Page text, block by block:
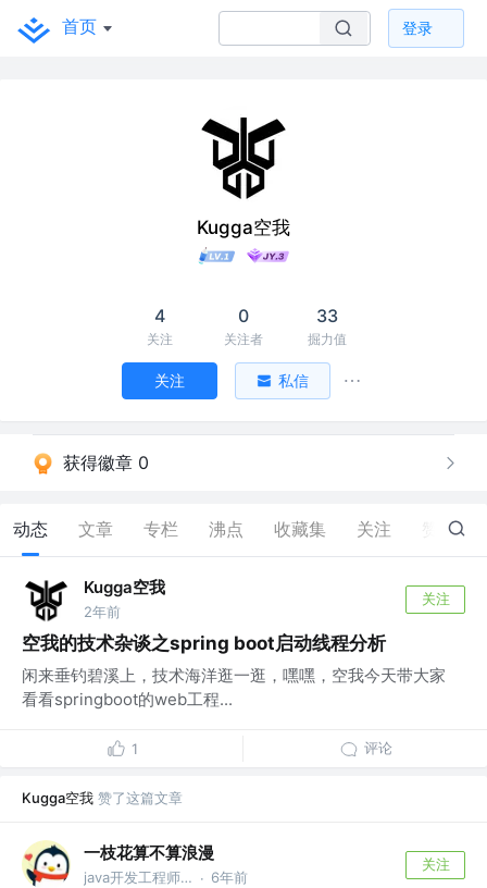
首页 登录
Kugga空我
4
关注
0
关注者
33
掘力值
关注 私信
获得徽章 0
动态 文章 专栏 沸点 收藏集 关注 16
Kugga空我
2年前
关注
空我的技术杂谈之spring boot启动线程分析
闲来垂钓碧溪上，技术海洋逛一逛，嘿嘿，空我今天带大家
看看springboot的web工程...
1 评论
Kugga空我 赞了这篇文章
一枝花算不算浪漫
java开发工程师 @途虎养车 · 6年前
关注